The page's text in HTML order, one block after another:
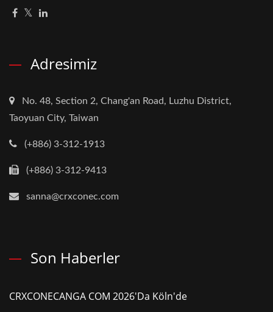
Adresimiz
No. 48, Section 2, Chang'an Road, Luzhu District,
Taoyuan City, Taiwan
(+886) 3-312-1913
(+886) 3-312-9413
sanna@crxconec.com
Son Haberler
CRXCONECANGA COM 2026'da Köln'de